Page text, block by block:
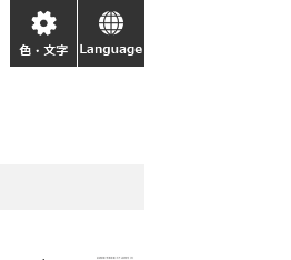
色・
文
language